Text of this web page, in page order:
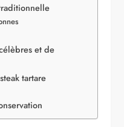
et de
tartare